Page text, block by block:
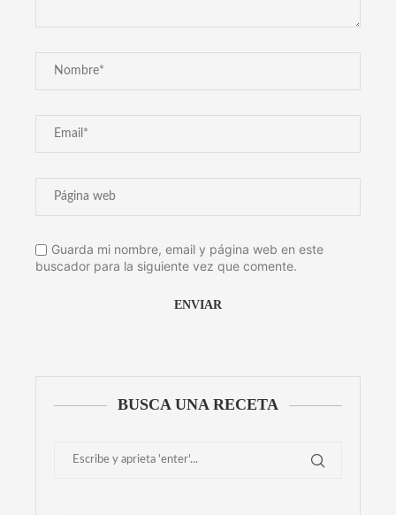
Guarda mi nombre, email y página web en este
buscador para la siguiente vez que comente.
BUSCA UNA RECETA